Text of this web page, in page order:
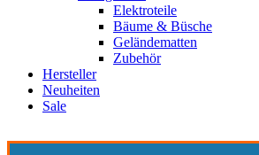
Elektroteile
Bäume & Büsche
Geländematten
Zubehör
Hersteller
Neuheiten
Sale